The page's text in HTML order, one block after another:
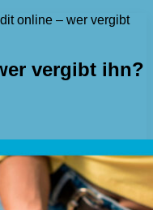
online – wer vergibt
vergibt ihn?